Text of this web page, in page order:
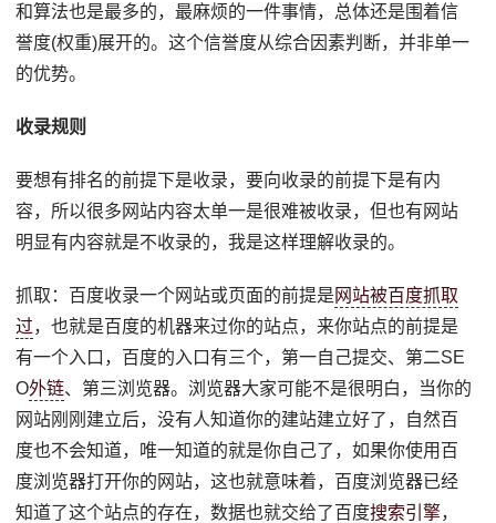
和算法也是最多的，最麻烦的一件事情，总体还是围着信
誉度(权重)展开的。这个信誉度从综合因素判断，并非单一
的优势。
收录规则
要想有排名的前提下是收录，要向收录的前提下是有内
容，所以很多网站内容太单一是很难被收录，但也有网站
明显有内容就是不收录的，我是这样理解收录的。
抓取：百度收录一个网站或页面的前提是 网站被百度抓取
过，也就是百度的机器来过你的站点，来你站点的前提是
有一个入口，百度的入口有三个，第一自己提交、第二SE
O外链、第三浏览器。浏览器大家可能不是很明白，当你的
网站刚刚建立后，没有人知道你的建站建立好了，自然百
度也不会知道，唯一知道的就是你自己了，如果你使用百
度浏览器打开你的网站，这也就意味着，百度浏览器已经
知道了这个站点的存在，数据也就交给了百度搜索引擎，